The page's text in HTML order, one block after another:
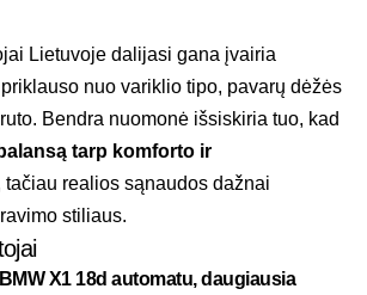
Lietuvoje dalijasi gana įvairia
nuo variklio tipo, pavarų dėžės
Bendra nuomonė išsiskiria tuo, kad
tarp komforto ir
tačiau realios sąnaudos dažnai
stiliaus.
BMW X1 18d automatu, daugiausia